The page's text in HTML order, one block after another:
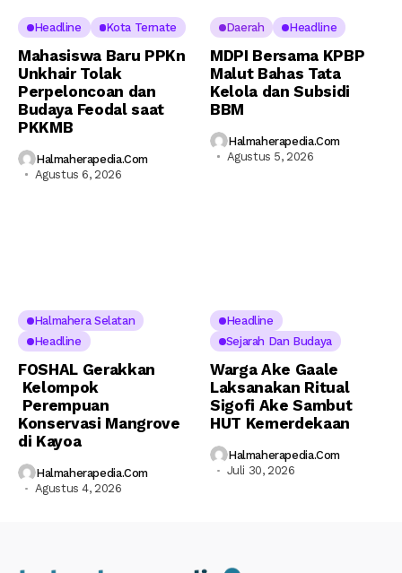
Headline Kota Ternate
Mahasiswa Baru PPKn
Unkhair Tolak
Perpeloncoan dan
Budaya Feodal saat
PKKMB
Halmaherapedia.com
Agustus 6, 2026
Daerah Headline
MDPI Bersama KPBP
Malut Bahas Tata
Kelola dan Subsidi
BBM
Halmaherapedia.com
Agustus 5, 2026
Halmahera Selatan
Headline
FOSHAL Gerakkan
Kelompok
Perempuan
Konservasi Mangrove
di Kayoa
Halmaherapedia.com
Agustus 4, 2026
Headline
Sejarah Dan Budaya
Warga Ake Gaale
Laksanakan Ritual
Sigofi Ake Sambut
HUT Kemerdekaan
Halmaherapedia.com
Juli 30, 2026